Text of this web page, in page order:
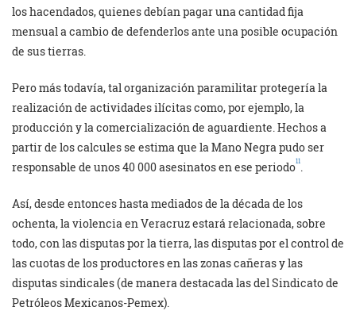
los hacendados, quienes debían pagar una cantidad fija
mensual a cambio de defenderlos ante una posible ocupación
de sus tierras.
Pero más todavía, tal organización paramilitar protegería la
realización de actividades ilícitas como, por ejemplo, la
producción y la comercialización de aguardiente. Hechos a
partir de los calcules se estima que la Mano Negra pudo ser
responsable de unos 40 000 asesinatos en ese periodo11
Así, desde entonces hasta mediados de la década de los
ochenta, la violencia en Veracruz estará relacionada, sobre
todo, con las disputas por la tierra, las disputas por el control de
las cuotas de los productores en las zonas cañeras y las
disputas sindicales (de manera destacada las del Sindicato de
Petróleos Mexicanos-Pemex).